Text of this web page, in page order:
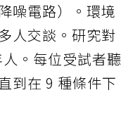
噪電路）。環境
人交談。研究對
。每位受試者聽
到在 9 種條件下